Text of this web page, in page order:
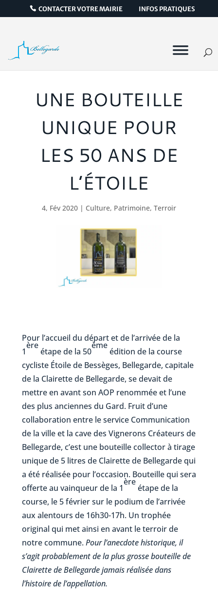
CONTACTER VOTRE MAIRIE INFOS PRATIQUES
UNE BOUTEILLE
UNIQUE POUR
LES 50 ANS DE
L’ÉTOILE
4, Fév 2020| Culture, Patrimoine, Terroir
Pour l’accueil du départ et de l’arrivée de la
1
ère
étape de la 50
ème
édition de la course
cycliste Étoile de Bessèges, Bellegarde, capitale
de la Clairette de Bellegarde, se devait de
mettre en avant son AOP renommée et l’une
des plus anciennes du Gard. Fruit d’une
collaboration entre le service Communication
de la ville et la cave des Vignerons Créateurs de
Bellegarde, c’est une bouteille collector à tirage
unique de 5 litres de Clairette de Bellegarde qui
a été réalisée pour l’occasion. Bouteille qui sera
offerte au vainqueur de la 1
ère
étape de la
course, le 5 février sur le podium de l’arrivée
aux alentours de 16h30-17h. Un trophée
original qui met ainsi en avant le terroir de
notre commune. Pour l’anecdote historique, il
s’agit probablement de la plus grosse bouteille de
Clairette de Bellegarde jamais réalisée dans
l’histoire de l’appellation.